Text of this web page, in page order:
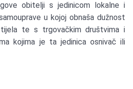
obitelji s jedinicom lokalne i
u kojoj obnaša dužnost
te s trgovačkim društvima i
kojima je ta jedinica osnivač ili